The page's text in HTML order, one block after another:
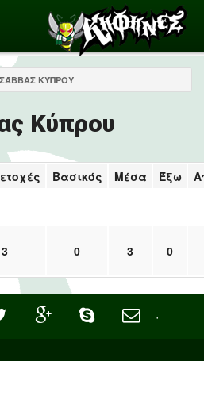
ΣΆΒΒΑΣ ΚΎΠΡΟΥ
Κύπρου
Βασικός Μέσα Έξω
3 0 3 0
·